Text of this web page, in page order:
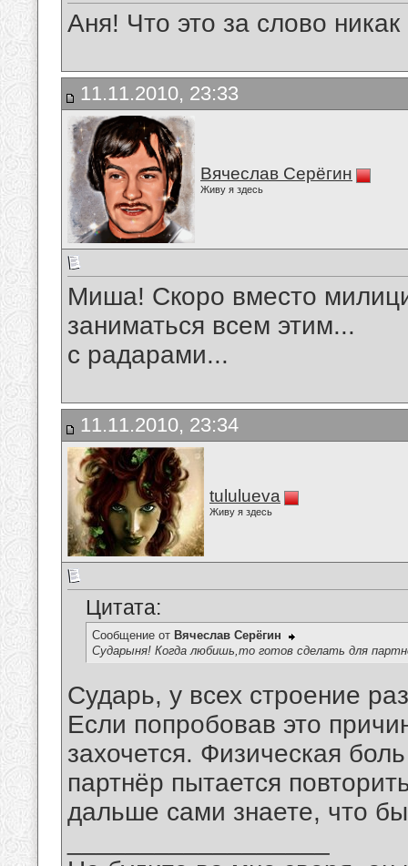
Аня! Что это за слово
11.11.2010, 23:33
Вячеслав Серёгин
Живу я здесь
Миша! Скоро вместо
заниматься всем этим...
с радарами...
11.11.2010, 23:34
tululueva
Живу я здесь
Цитата:
Сообщение от Вячеслав Серёгин
Сударыня! Когда любишь,то готов сделать для
Сударь, у всех строение
Если попробовав это
захочется. Физическая
партнёр пытается
дальше сами знаете, что